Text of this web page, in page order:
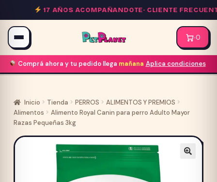
al
contenido
17 AÑOS ACOMPAÑANDOTE·CLIENTE FRECUENTE
·0
Comprá ahora y tu pedido llega mañana Aplica condiciones
Inicio Tienda PERROS
ALIMENTOS Y PREMIOS
Alimentos
Alimento Royal Canin para perro Adulto Mayor
Razas Pequeñas 3kg